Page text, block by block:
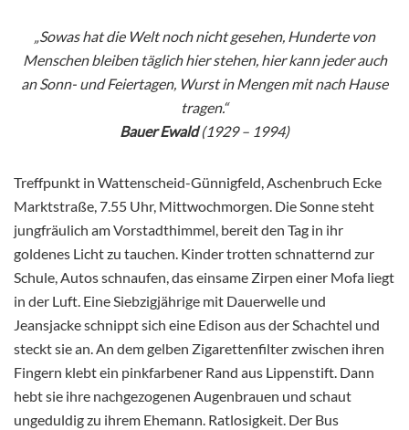
„Sowas hat die Welt noch nicht gesehen, Hunderte von
Menschen bleiben täglich hier stehen, hier kann jeder auch
an Sonn- und Feiertagen, Wurst in Mengen mit nach Hause
tragen.“
Bauer Ewald(1929 – 1994)
Treffpunkt in Wattenscheid-Günnigfeld, Aschenbruch Ecke
Marktstraße, 7.55 Uhr, Mittwochmorgen. Die Sonne steht
jungfräulich am Vorstadthimmel, bereit den Tag in ihr
goldenes Licht zu tauchen. Kinder trotten schnatternd zur
Schule, Autos schnaufen, das einsame Zirpen einer Mofa liegt
in der Luft. Eine Siebzigjährige mit Dauerwelle und
Jeansjacke schnippt sich eine Edison aus der Schachtel und
steckt sie an. An dem gelben Zigarettenfilter zwischen ihren
Fingern klebt ein pinkfarbener Rand aus Lippenstift. Dann
hebt sie ihre nachgezogenen Augenbrauen und schaut
ungeduldig zu ihrem Ehemann. Ratlosigkeit. Der Bus